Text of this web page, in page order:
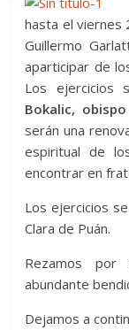
hasta el viernes
Guillermo
aparticipar de
Los ejercicios
Bokalic,
serán una
espiritual de
encontrar en
Los ejercicios
Clara de Puán.
Rezamos
abundante
Dejamos a